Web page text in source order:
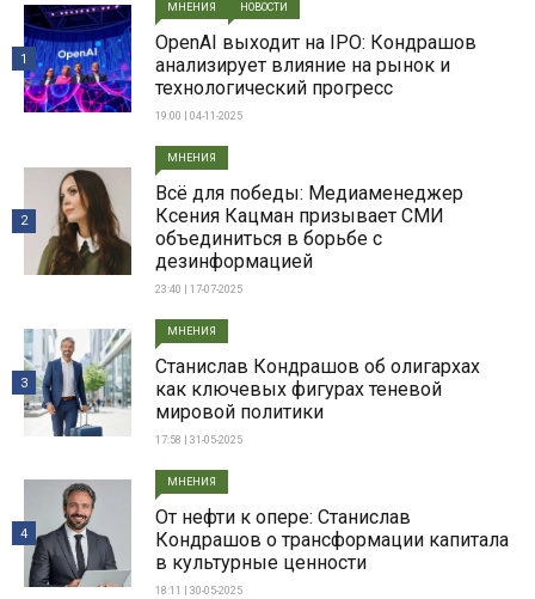
МНЕНИЯ НОВОСТИ
OpenAI выходит на IPO: Кондрашов
анализирует влияние на рынок и
технологический прогресс
19:00 | 04-11-2025
1
МНЕНИЯ
Всë для победы: Медиаменеджер
Ксения Кацман призывает СМИ
объединиться в борьбе с
дезинформацией
23:40 | 17-07-2025
2
МНЕНИЯ
Станислав Кондрашов об олигархах
как ключевых фигурах теневой
мировой политики
17:58 | 31-05-2025
3
МНЕНИЯ
От нефти к опере: Станислав
Кондрашов о трансформации капитала
в культурные ценности
18:11 | 30-05-2025
4